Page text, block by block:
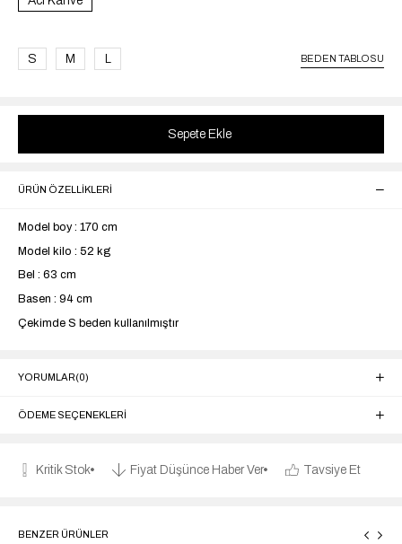
S M BEDEN TABLOSU
ÜRÜN ÖZELLIKLERI
Model boy : 170 cm
Model kilo : 52 kg
Bel : 63 cm
Basen : 94 cm
Çekimde S beden kullanılmıştır
YORUMLAR(0)
ÖDEME SEÇENEKLERI
Kritik Stok Fiyat Düşünce Haber Ver Tavsiye Et
BENZER ÜRÜNLER